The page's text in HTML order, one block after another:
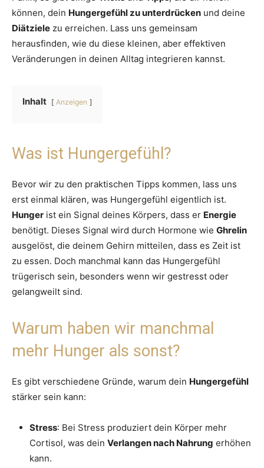
können, dein Hungergefühl zu unterdrücken und deine
Diätziele zu erreichen. Lass uns gemeinsam
herausfinden, wie du diese kleinen, aber effektiven
Veränderungen in deinen Alltag integrieren kannst.
Inhalt Anzeigen
Was ist Hungergefühl?
Bevor wir zu den praktischen Tipps kommen, lass uns
erst einmal klären, was Hungergefühl eigentlich ist.
Hunger ist ein Signal deines Körpers, dass er Energie
benötigt. Dieses Signal wird durch Hormone wie Ghrelin
ausgelöst, die deinem Gehirn mitteilen, dass es Zeit ist
zu essen. Doch manchmal kann das Hungergefühl
trügerisch sein, besonders wenn wir gestresst oder
gelangweilt sind.
Warum haben wir manchmal
mehr Hunger als sonst?
Es gibt verschiedene Gründe, warum dein Hungergefühl
stärker sein kann:
Stress: Bei Stress produziert dein Körper mehr
Cortisol, was dein Verlangen nach Nahrung erhöhen
kann.